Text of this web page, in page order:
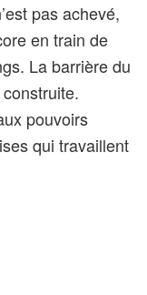
pas achevé,
en train de
La barrière du
pouvoirs
qui travaillent